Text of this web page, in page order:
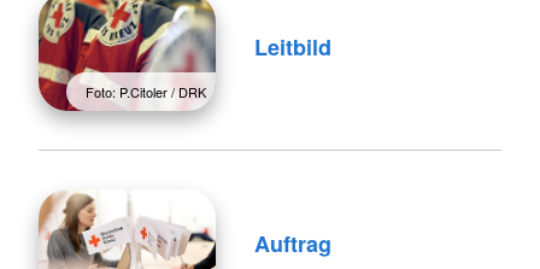
Foto: P.Citoler / DRK
Leitbild
Auftrag